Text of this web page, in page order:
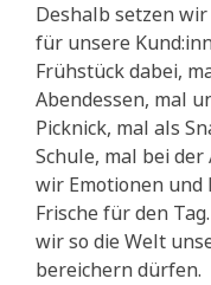
Deshalb setzen
für unsere
Frühstück dabei,
Abendessen, mal
Picknick, mal als
Schule, mal bei
wir Emotionen und
Frische für den
wir so die Welt
bereichern dürfen.